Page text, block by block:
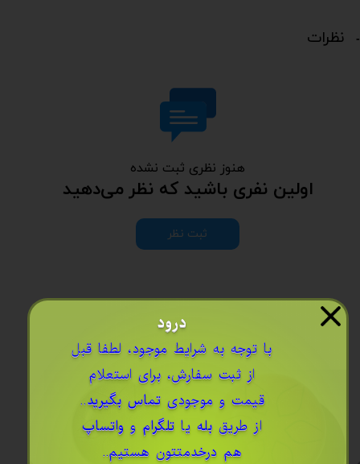
نظرات
هنوز نظری ثبت نشده
اولین نفری باشید که نظر می‌دهید
ثبت نظر
درود
​با توجه به شرایط موجود، لطفا قبل
از ثبت سفارش، برای استعلام
قیمت و موجودی تماس بگیرید..
از طریق بله یا تلگرام و واتساپ
هم درخدمتتون هستیم..